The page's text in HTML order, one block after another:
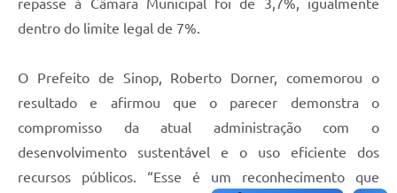
repasse à Câmara Municipal foi de 3,7%, igualmente
dentro do limite legal de 7%.
O Prefeito de Sinop, Roberto Dorner, comemorou o
resultado e afirmou que o parecer demonstra o
compromisso da atual administração com o
desenvolvimento sustentável e o uso eficiente dos
recursos públicos. “Esse é um reconhecimento que